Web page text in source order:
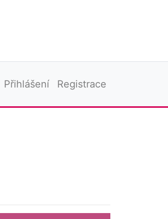
Přihlášení Registrace